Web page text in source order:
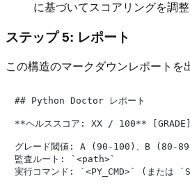
に基づいてスコアリングを調整
ステップ 5: レポート
この構造のマークダウンレポートを
## Python Doctor レポート
**ヘルススコア: XX / 100** [GRADE]
グレード閾値: A (90-100)、B (80-
監査ルート: `<path>`
実行コマンド: `<PY_CMD>` (または